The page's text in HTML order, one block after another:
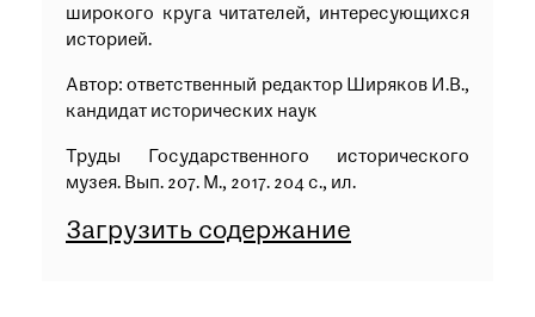
широкого круга читателей, интересующихся
историей.
Автор: ответственный редактор Ширяков И.В.,
кандидат исторических наук
Труды Государственного исторического
музея. Вып. 207. М., 2017. 204 с., ил.
Загрузить содержание